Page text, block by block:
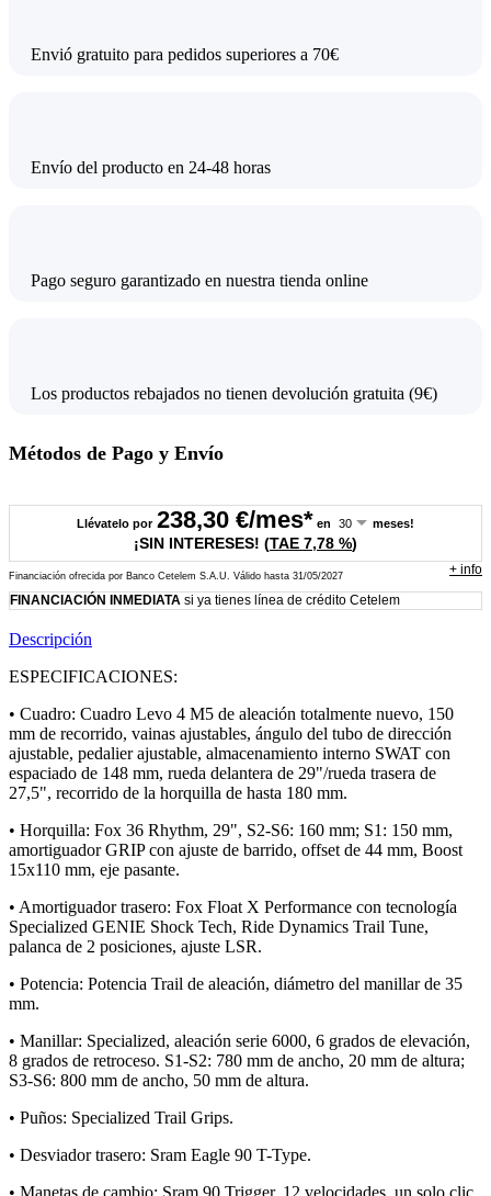
Envió gratuito para pedidos superiores a 70€
Envío del producto en 24-48 horas
Pago seguro garantizado en nuestra tienda online
Los productos rebajados no tienen devolución gratuita (9€)
Métodos de Pago y Envío
Llévatelo por 238,30 €/mes* en meses!
¡SIN INTERESES! (TAE 7,78 %)
Financiación ofrecida por Banco Cetelem S.A.U. Válido hasta 31/05/2027 + info
FINANCIACIÓN INMEDIATA si ya tienes línea de crédito Cetelem
Descripción
ESPECIFICACIONES:
• Cuadro: Cuadro Levo 4 M5 de aleación totalmente nuevo, 150
mm de recorrido, vainas ajustables, ángulo del tubo de dirección
ajustable, pedalier ajustable, almacenamiento interno SWAT con
espaciado de 148 mm, rueda delantera de 29"/rueda trasera de
27,5", recorrido de la horquilla de hasta 180 mm.
• Horquilla: Fox 36 Rhythm, 29", S2-S6: 160 mm; S1: 150 mm,
amortiguador GRIP con ajuste de barrido, offset de 44 mm, Boost
15x110 mm, eje pasante.
• Amortiguador trasero: Fox Float X Performance con tecnología
Specialized GENIE Shock Tech, Ride Dynamics Trail Tune,
palanca de 2 posiciones, ajuste LSR.
• Potencia: Potencia Trail de aleación, diámetro del manillar de 35
mm.
• Manillar: Specialized, aleación serie 6000, 6 grados de elevación,
8 grados de retroceso. S1-S2: 780 mm de ancho, 20 mm de altura;
S3-S6: 800 mm de ancho, 50 mm de altura.
• Puños: Specialized Trail Grips.
• Desviador trasero: Sram Eagle 90 T-Type.
• Manetas de cambio: Sram 90 Trigger. 12 velocidades, un solo clic.